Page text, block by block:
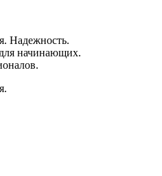
Надежность.
начинающих.